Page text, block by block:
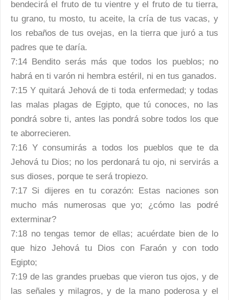
bendecirá el fruto de tu vientre y el fruto de tu tierra,
tu grano, tu mosto, tu aceite, la cría de tus vacas, y
los rebaños de tus ovejas, en la tierra que juró a tus
padres que te daría.
7:14 Bendito serás más que todos los pueblos; no
habrá en ti varón ni hembra estéril, ni en tus ganados.
7:15 Y quitará Jehová de ti toda enfermedad; y todas
las malas plagas de Egipto, que tú conoces, no las
pondrá sobre ti, antes las pondrá sobre todos los que
te aborrecieren.
7:16 Y consumirás a todos los pueblos que te da
Jehová tu Dios; no los perdonará tu ojo, ni servirás a
sus dioses, porque te será tropiezo.
7:17 Si dijeres en tu corazón: Estas naciones son
mucho más numerosas que yo; ¿cómo las podré
exterminar?
7:18 no tengas temor de ellas; acuérdate bien de lo
que hizo Jehová tu Dios con Faraón y con todo
Egipto;
7:19 de las grandes pruebas que vieron tus ojos, y de
las señales y milagros, y de la mano poderosa y el